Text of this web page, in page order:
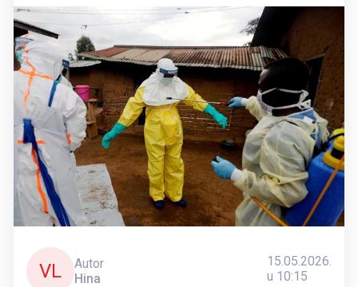
VL
Autor
Hina
15.05.2026.
u 10:15